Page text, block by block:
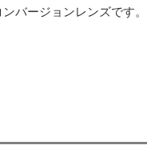
バージョンレンズです。